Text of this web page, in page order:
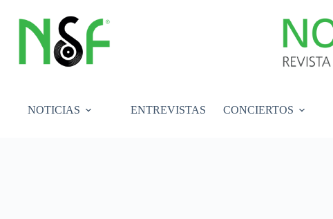
contenido
NOTICIAS ENTREVISTAS CONCIERTOS